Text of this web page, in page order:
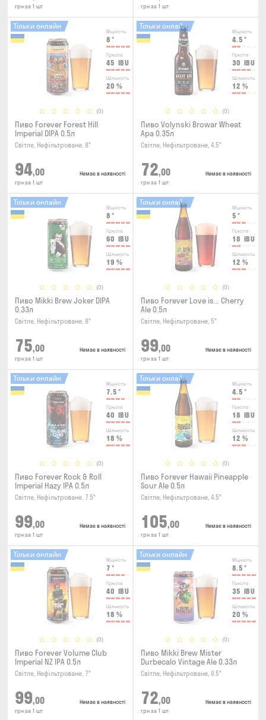
грн за 1 шт грн за 1 шт
Міцність
8 °
Гіркота
45 IBU
Щільність
20 %
(0)
Тільки онлайн
Пиво Forever Forest Hill
Imperial DIPA 0.5л
Світле, Нефільтроване, 8°
94,00
грн за 1 шт
Немає в наявності
Міцність
4.5 °
Гіркота
30 IBU
Щільність
12 %
(0)
Тільки онлайн
Пиво Volynski Browar Wheat
Ара 0.35л
Світле, Нефільтроване, 4.5°
72,00
грн за 1 шт
Немає в наявності
Міцність
8 °
Гіркота
60 IBU
Щільність
19 %
(0)
Тільки онлайн
Пиво Mikki Brew Joker DIPA
0.33л
Світле, Нефільтроване, 8°
75,00
грн за 1 шт
Немає в наявності
Міцність
5 °
Гіркота
18 IBU
Щільність
12 %
(0)
Тільки онлайн
Пиво Forever Love is... Cherry
Ale 0.5л
Світле, Нефільтроване, 5°
99,00
грн за 1 шт
Немає в наявності
Міцність
7.5 °
Гіркота
40 IBU
Щільність
18 %
(0)
Тільки онлайн
Пиво Forever Rock & Roll
Imperial Hazy IPA 0.5л
Світле, Нефільтроване, 7.5°
99,00
грн за 1 шт
Немає в наявності
Міцність
4.5 °
Гіркота
18 IBU
Щільність
12 %
(0)
Тільки онлайн
Пиво Forever Hawaii Pineapple
Sour Ale 0.5л
Світле, Нефільтроване, 4.5°
105,00
грн за 1 шт
Немає в наявності
Міцність
7 °
Гіркота
40 IBU
Щільність
18 %
(0)
Тільки онлайн
Пиво Forever Volume Club
Imperial NZ IPA 0.5л
Світле, Нефільтроване, 7°
99,00
грн за 1 шт
Немає в наявності
Міцність
8.5 °
Гіркота
35 IBU
Щільність
20 %
(0)
Тільки онлайн
Пиво Mikki Brew Mister
Durbecalo Vintage Ale 0.33л
Світле, Нефільтроване, 8.5°
72,00
грн за 1 шт
Немає в наявності